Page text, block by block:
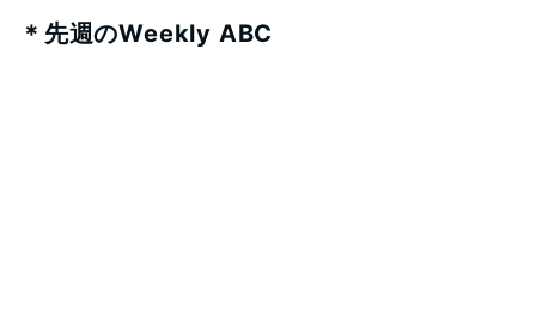
＊先週のWeekly ABC